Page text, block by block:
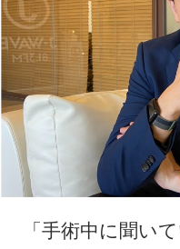
「手術中に聞い